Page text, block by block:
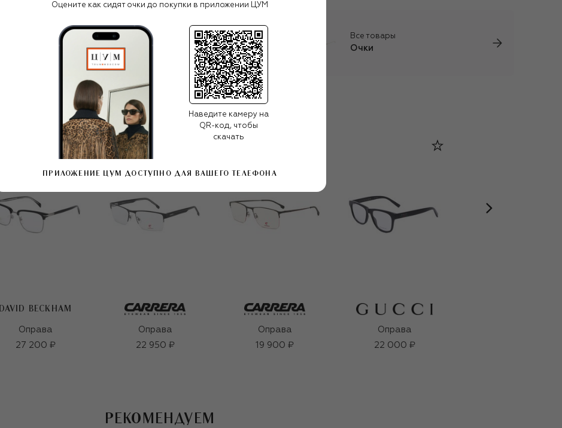
Все очки
Carrera
Все товары
Очки
ПОХОЖИЕ МОДЕЛИ
DAVID BECKHAM
Оправа
27 200 ₽
Оправа
22 950 ₽
Оправа
19 900 ₽
Оправа
22 000 ₽
РЕКОМЕНДУЕМ
Оцените как сидят очки до покупки в приложении ЦУМ
Наведите камеру на
QR-код, чтобы
скачать
ПРИЛОЖЕНИЕ ЦУМ ДОСТУПНО ДЛЯ ВАШЕГО ТЕЛЕФОНА